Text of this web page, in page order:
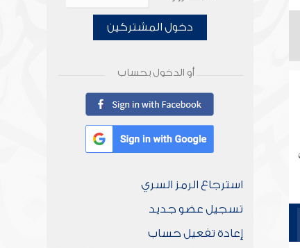
دخول المشتركين
أو الدخول بحساب
استرجاع الرمز السري
تسجيل عضو جديد
إعادة تفعيل حساب